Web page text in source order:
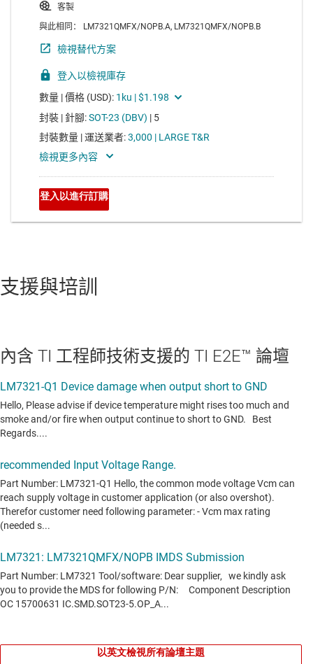
支援與培訓
內含 TI 工程師技術支援的 TI E2E™ 論壇
以英文檢視所有論壇主題